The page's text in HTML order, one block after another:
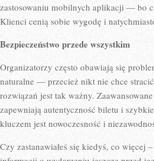
zastosowaniu mobilnych aplikacji — bo
Klienci cenią sobie wygodę i
Bezpieczeństwo przede wszystkim
Organizatorzy często obawiają się
naturalne — przecież nikt nie chce
rozwiązań jest tak ważny.
zapewniają autentyczność biletu i
kluczem jest nowoczesność i
Czy zastanawiałeś się kiedyś, co więcej